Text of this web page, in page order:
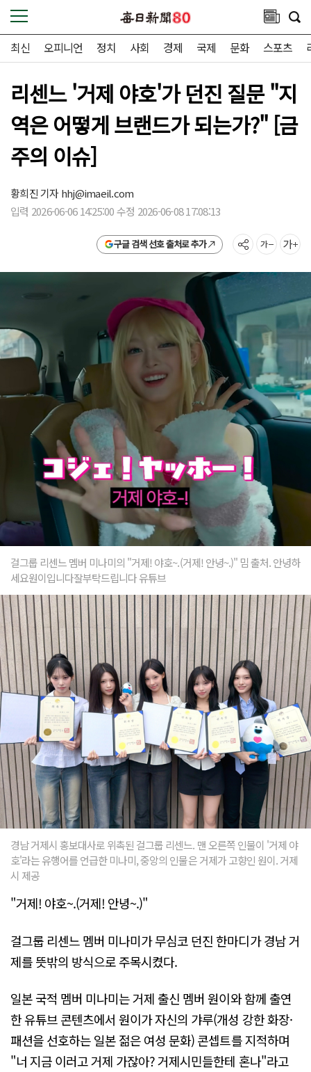
최신 오피니언 정치 사회 경제 국제 문화 스포츠
리센느 '거제 야호'가 던진 질문 "지
역은 어떻게 브랜드가 되는가?" [금
주의 이슈]
황희진 기자hhj@imaeil.com
입력 2026-06-06 14:25:00 수정 2026-06-08 17:08:13
구글 검색 선호 출처로 추가
걸그룹 리센느 멤버 미나미의 "거제! 야호~.(거제! 안녕~.)" 밈 출처. 안녕하
세요원이입니다잘부탁드립니다 유튜브
경남 거제시 홍보대사로 위촉된 걸그룹 리센느. 맨 오른쪽 인물이 '거제 야
호'라는 유행어를 언급한 미나미, 중앙의 인물은 거제가 고향인 원이. 거제
시 제공
"거제! 야호~.(거제! 안녕~.)"
걸그룹 리센느 멤버 미나미가 무심코 던진 한마디가 경남 거
제를 뜻밖의 방식으로 주목시켰다.
일본 국적 멤버 미나미는 거제 출신 멤버 원이와 함께 출연
한 유튜브 콘텐츠에서 원이가 자신의 갸루(개성 강한 화장·
패션을 선호하는 일본 젊은 여성 문화) 콘셉트를 지적하며
"너 지금 이러고 거제 가잖아? 거제시민들한테 혼나"라고